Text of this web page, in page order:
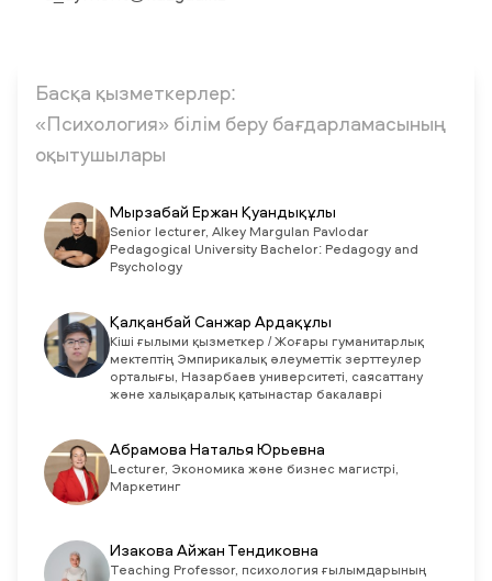
Басқа қызметкерлер:
«Психология» білім беру бағдарламасының
оқытушылары
Мырзабай Ержан Қуандықұлы
Senior lecturer, Alkey Margulan Pavlodar
Pedagogical University Bachelor: Pedagogy and
Psychology
Қалқанбай Санжар Ардақұлы
Кіші ғылыми қызметкер / Жоғары гуманитарлық
мектептің Эмпирикалық әлеуметтік зерттеулер
орталығы, Назарбаев университеті, саясаттану
және халықаралық қатынастар бакалаврі
Абрамова Наталья Юрьевна
Lecturer, Экономика және бизнес магистрі,
Маркетинг
Изакова Айжан Тендиковна
Teaching Professor, психология ғылымдарының